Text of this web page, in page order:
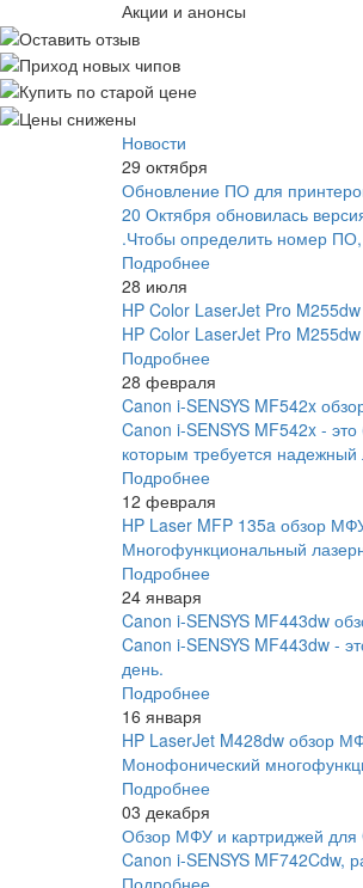
Акции и анонсы
Новости
29 октября
Обновление ПО для
20 Октября обновилась
.Чтобы определить номер
Подробнее
28 июля
HP Color LaserJet Pro M255dw
HP Color LaserJet Pro
Подробнее
28 февраля
Canon i-SENSYS MF542x
Canon i-SENSYS MF542x -
которым требуется надежный
Подробнее
12 февраля
HP Laser MFP 135a обзор
Многофункциональный
Подробнее
24 января
Canon i-SENSYS MF443dw
Canon i-SENSYS MF443dw -
день.
Подробнее
16 января
HP LaserJet M428dw обзор
Монофонический
Подробнее
03 декабря
Обзор МФУ и картриджей для
Canon i-SENSYS MF742Cdw,
Подробнее